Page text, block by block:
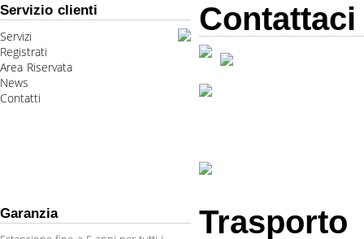
Servizio clienti
Servizi
Registrati
Area Riservata
News
Contatti
Contattaci
Garanzia Trasporto